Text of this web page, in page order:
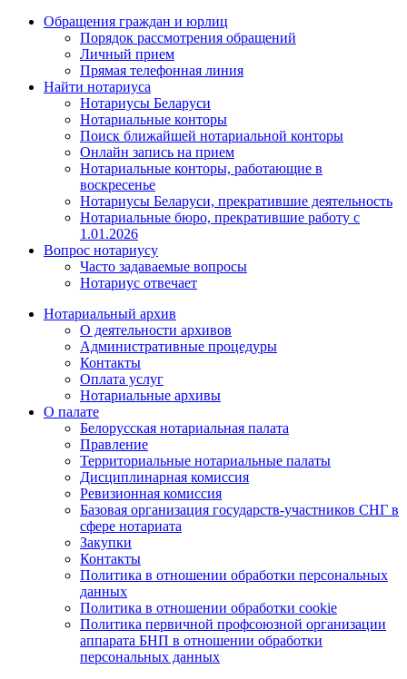
Обращения граждан и юрлиц
Порядок рассмотрения обращений
Личный прием
Прямая телефонная линия
Найти нотариуса
Нотариусы Беларуси
Нотариальные конторы
Поиск ближайшей нотариальной конторы
Онлайн запись на прием
Нотариальные конторы, работающие в
воскресенье
Нотариусы Беларуси, прекратившие деятельность
Нотариальные бюро, прекратившие работу с
1.01.2026
Вопрос нотариусу
Часто задаваемые вопросы
Нотариус отвечает
Нотариальный архив
О деятельности архивов
Административные процедуры
Контакты
Оплата услуг
Нотариальные архивы
О палате
Белорусская нотариальная палата
Правление
Территориальные нотариальные палаты
Дисциплинарная комиссия
Ревизионная комиссия
Базовая организация государств-участников СНГ в
сфере нотариата
Закупки
Контакты
Политика в отношении обработки персональных
данных
Политика в отношении обработки cookie
Политика первичной профсоюзной организации
аппарата БНП в отношении обработки
персональных данных